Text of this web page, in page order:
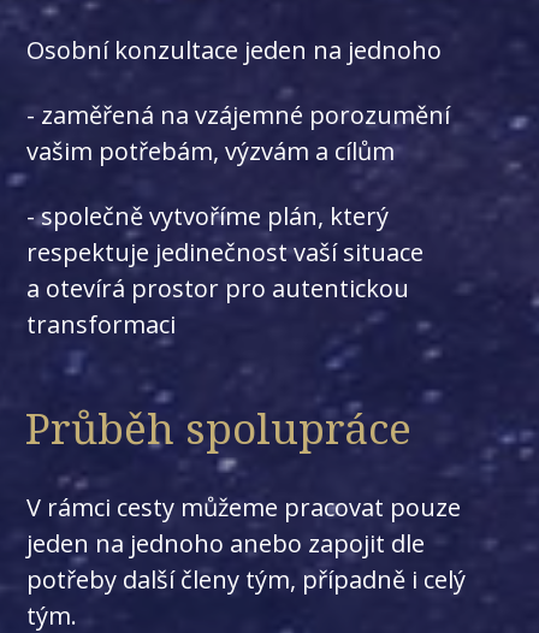
Osobní konzultace jeden na jednoho
- zaměřená na vzájemné porozumění
vašim potřebám, výzvám a cílům
- společně vytvoříme plán, který
respektuje jedinečnost vaší situace
a otevírá prostor pro autentickou
transformaci
Průběh spolupráce
V rámci cesty můžeme pracovat pouze
jeden na jednoho anebo zapojit dle
potřeby další členy tým, případně i celý
tým.